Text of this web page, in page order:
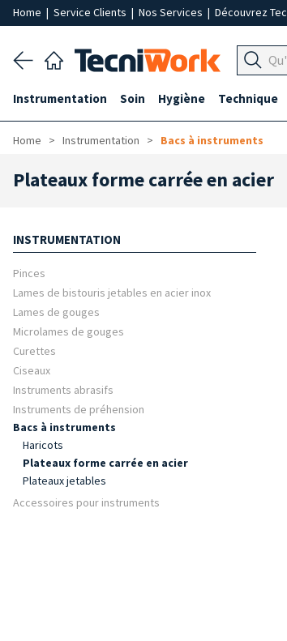
Home | Service Clients | Nos Services | Découvrez
Instrumentation Soin Hygiène Technique
Home Instrumentation Bacs à instruments
Plateaux forme carrée en acier
INSTRUMENTATION
Pinces
Lames de bistouris jetables en acier inox
Lames de gouges
Microlames de gouges
Curettes
Ciseaux
Instruments abrasifs
Instruments de préhension
Bacs à instruments
Haricots
Plateaux forme carrée en acier
Plateaux jetables
Accessoires pour instruments